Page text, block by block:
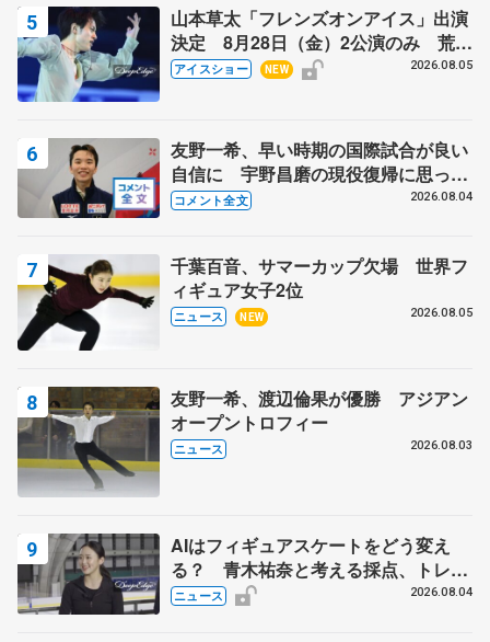
山本草太「フレンズオンアイス」出演
決定 8月28日（金）2公演のみ 荒川
静香さんプロデュース、20周年のアイ
アイスショー NEW 2026.08.05
友野一希、早い時期の国際試合が良い
自信に 宇野昌磨の現役復帰に思って
いること 【アジアンオープントロフ
コメント全文 2026.08.04
千葉百音、サマーカップ欠場 世界フ
ィギュア女子2位
ニュース NEW 2026.08.05
友野一希、渡辺倫果が優勝 アジアン
オープントロフィー
ニュース 2026.08.03
AIはフィギュアスケートをどう変え
る？ 青木祐奈と考える採点、トレー
ニングの未来
ニュース 2026.08.04